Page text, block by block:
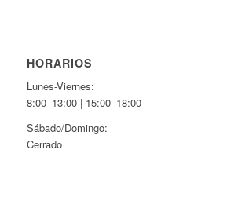
HORARIOS
Lunes-Viernes:
8:00–13:00 | 15:00–18:00
Sábado/Domingo:
Cerrado